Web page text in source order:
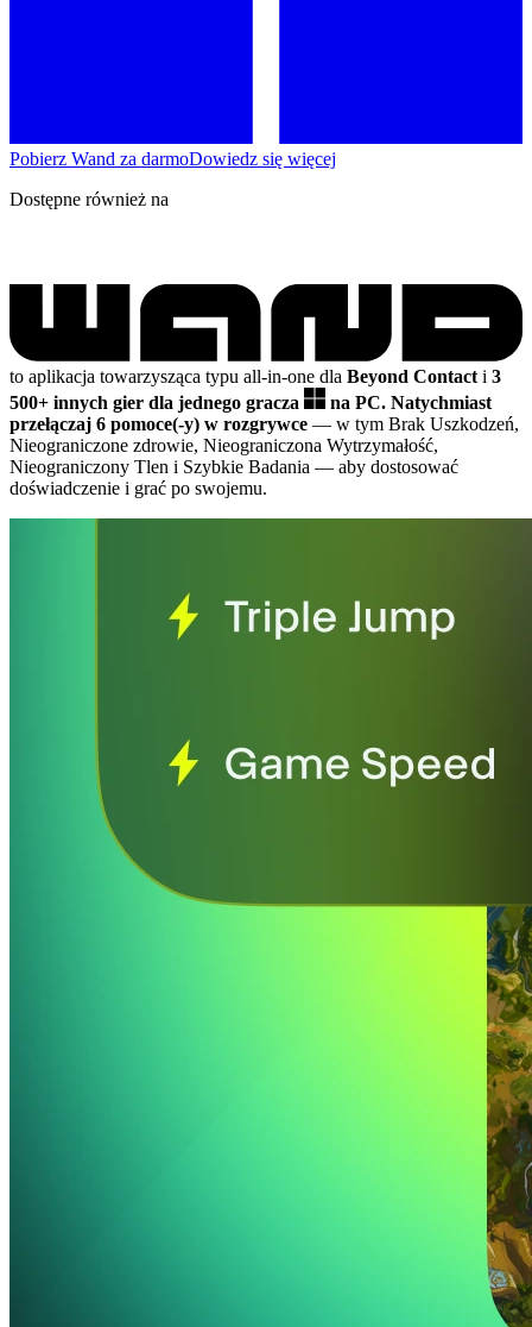
Pobierz Wand za darmoDowiedz się więcej
Dostępne również na
to aplikacja towarzysząca typu all-in-one dla Beyond Contact i 3
500+ innych gier dla jednego gracza
na PC. Natychmiast
przełączaj 6 pomoce(-y) w rozgrywce — w tym Brak Uszkodzeń,
Nieograniczone zdrowie, Nieograniczona Wytrzymałość,
Nieograniczony Tlen i Szybkie Badania — aby dostosować
doświadczenie i grać po swojemu.